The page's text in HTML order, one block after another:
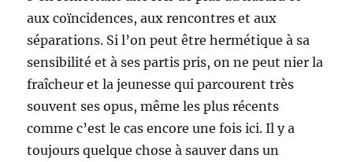
aux coïncidences, aux rencontres et aux
séparations. Si l’on peut être hermétique à sa
sensibilité et à ses partis pris, on ne peut nier la
fraîcheur et la jeunesse qui parcourent très
souvent ses opus, même les plus récents
comme c’est le cas encore une fois ici. Il y a
toujours quelque chose à sauver dans un